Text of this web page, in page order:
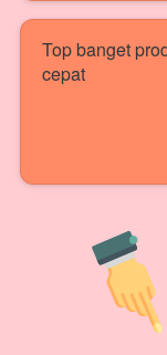
Top banget
cepat